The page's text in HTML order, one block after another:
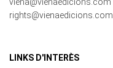
Política de Privacitat